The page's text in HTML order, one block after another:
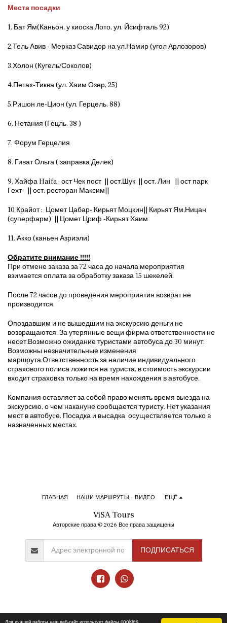
Для лучшей работы наш веб-сайт использует файлы cookies.
Места посадки
1. Бат Ям(Каньон, у киоска Лото, ул. Йсифталь 92)
2.Тель Авив - Мерказ Савидор на ул.Намир (угол Арлозоров)
3.Холон (Кугель/Соколов)
4.Петах-Тиква (ул. Хаим Озер, 25)
5.Ришон ле-Цион (ул. Герцель, 88)
6. Нетания (Гецль, 38 )
7. Форум Герцелия
8. Гиват Ольга ( заправка Делек)
9. Хайфа Haifa : ост Чек пост || ост.Шук || ост. Лин || ост парк
Гехт- || ост. ресторан Максим||
10 Крайот : Цомет Цабар- Кирьят Моцкин|| Кирьят Ям,Ницан
(суперфарм) || Цомет Цриф -Кирьят Хаим
11. Акко (каньен Азриэли)
Обратите внимание !!!!!
При отмене заказа за 72 часа до начала мероприятия
взимается оплата за обработку заказа 15 шекелей.
После 72 часов до проведения мероприятия возврат не
производится.
Опоздавшим и не вышедшим на экскурсию деньги не
возвращаются. За утерянные вещи фирма ответственности не
несет.Возможно ожидание туристами автобуса до 30 минут.
Возможны незначительные изменения
маршрута.Ответственность за наличие индивидуального
страхового полиса ложится на туриста, в стоимость экскурсии
входит страховка только на время нахождения в автобусе.
Компания оставляет за собой право менять время выезда на
экскурсию, о чем накануне сообщается туристу. Нет указания
мест в автобуcе. Посадка и высадка осуществляется только в
назначенных местах.
ViSA Tours
Авторские права © 2026 Все права защищены
ГЛАВНАЯ НАШИ МАРШРУТЫ - ВИДЕО ЕЩЁ
ПОДПИСАТЬСЯ